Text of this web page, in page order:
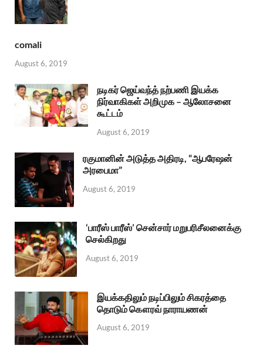
comali
August 6, 2019
நடிகர் ஜெய்வந்த் நற்பணி இயக்க
நிர்வாகிகள் அறிமுக – ஆலோசனை
கூட்டம்
August 6, 2019
ரகுமானின் அடுத்த அதிரடி, “ஆபரேஷன்
அரபைமா”
August 6, 2019
‘பாரீஸ் பாரீஸ்’ சென்சார் மறுபரிசீலனைக்கு
செல்கிறது
August 6, 2019
இயக்கதிலும் நடிப்பிலும் சிகரத்தை
தொடும் கௌரவ் நாராயணன்
August 6, 2019